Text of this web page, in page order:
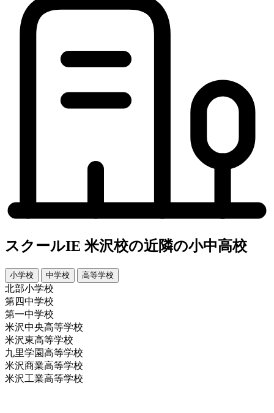
スクールIE 米沢校の近隣の小中高校
小学校 中学校 高等学校
北部小学校
第四中学校
第一中学校
米沢中央高等学校
米沢東高等学校
九里学園高等学校
米沢商業高等学校
米沢工業高等学校